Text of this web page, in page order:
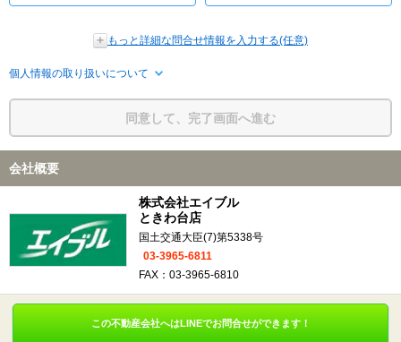
もっと詳細な問合せ情報を入力する(任意)
個人情報の取り扱いについて
同意して、完了画面へ進む
会社概要
株式会社エイブル
ときわ台店
国土交通大臣(7)第5338号
03-3965-6811
FAX：03-3965-6810
この不動産会社へはLINEでお問合せができます！